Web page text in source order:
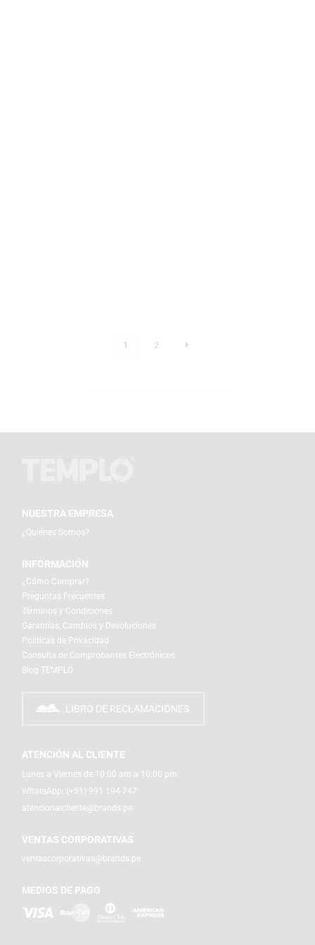
1 2
NUESTRA EMPRESA
¿Quiénes Somos?
INFORMACIÓN
¿Cómo Comprar?
Preguntas Frecuentes
Términos y Condiciones
Garantías, Cambios y Devoluciones
Políticas de Privacidad
Consulta de Comprobantes Electrónicos
Blog TEMPLO
LIBRO DE RECLAMACIONES
ATENCIÓN AL CLIENTE
Lunes a Viernes de 10:00 am a 10:00 pm
WhatsApp: (+51) 991 194 747
atencionalcliente@brands.pe
VENTAS CORPORATIVAS
ventascorporativas@brands.pe
MEDIOS DE PAGO